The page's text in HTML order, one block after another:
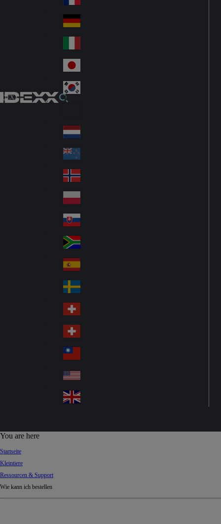
IDEXX
d
Fra
nc
e
Ge
an
y
Ital
y
Jap
an
Ko
Lat
in
A
me
ric
a
Ne
the
rla
nd
s
Ne
w
Ze
ala
nd
No
rw
ay
Pol
an
d
Slo
va
kia
So
uth
Af
ric
a
Sp
ain
Sw
ed
en
Sw
itz
erl
an
d
Sw
itz
erl
an
d
wa
n
A
d
You are here
Startseite
Kleintiere
Ressourcen & Support
Wie kann ich bestellen